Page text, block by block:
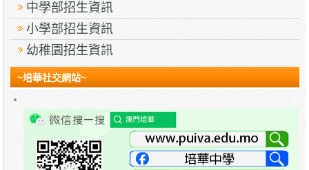
中學部招生資訊
小學部招生資訊
幼稚園招生資訊
~培華社交網站~